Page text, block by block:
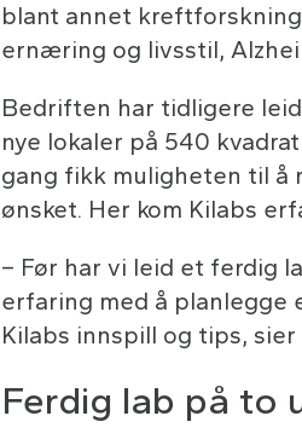
blant annet
ernæring og livsstil,
Bedriften har tidligere
nye lokaler på 540
gang fikk muligheten til å
ønsket. Her kom Kilabs
– Før har vi leid et ferdig
erfaring med å planlegge
Kilabs innspill og tips,
Ferdig lab på to